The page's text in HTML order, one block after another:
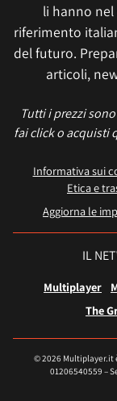
li hanno
riferimento
del futuro.
articoli,
Tutti i prezzi
fai click o acquisti
Informativa sui
Etica e
Aggiorna le
IL
Multiplayer
The
© 2026 Multiplayer.it
01206540559 –